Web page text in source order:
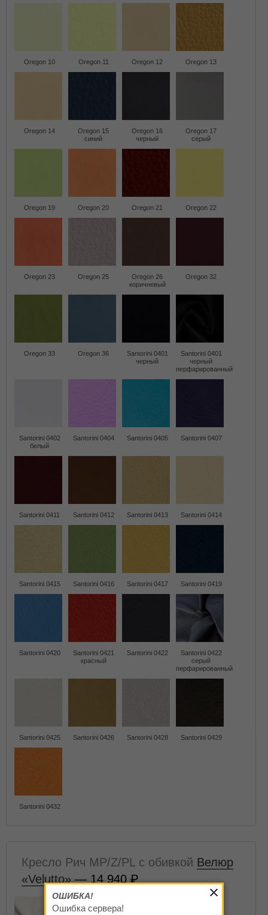
Oregon 10 Oregon 11 Oregon 12 Oregon 13
Oregon 14
Oregon 15
синий
Oregon 16
черный
Oregon 17
серый
Oregon 19 Oregon 20 Oregon 21 Oregon 22
Oregon 23 Oregon 25
Oregon 26
коричневый
Oregon 32
Oregon 33 Oregon 36
Santorini 0401
черный
Santorini 0401
черный
перфарированный
Santorini 0402
белый
Santorini 0404 Santorini 0405 Santorini 0407
Santorini 0411 Santorini 0412 Santorini 0413 Santorini 0414
Santorini 0415 Santorini 0416 Santorini 0417 Santorini 0419
Santorini 0420
Santorini 0421
красный
Santorini 0422
Santorini 0422
серый
перфарированный
Santorini 0425 Santorini 0426 Santorini 0428 Santorini 0429
Santorini 0432
Кресло Рич MP/Z/PL с обивкой Велюр
«Velutto» — 14 940
ОШИБКА!
Ошибка сервера!